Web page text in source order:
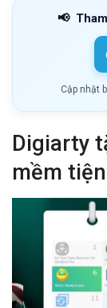
📢
Cập nhật
Digiarty
mềm